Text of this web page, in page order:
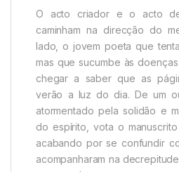
O acto criador e o acto
caminham na direcção do
lado, o jovem poeta que
mas que sucumbe às
chegar a saber que as
verão a luz do dia. De um
atormentado pela solidão e
do espírito, vota o
acabando por se confundir
acompanharam na